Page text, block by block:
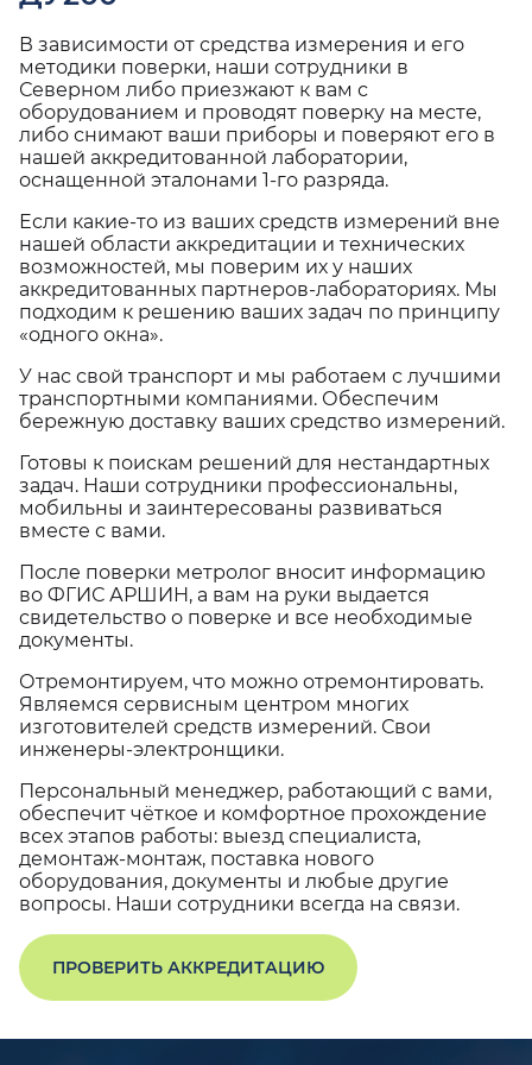
В зависимости от средства измерения и его
методики поверки, наши сотрудники в
Северном либо приезжают к вам с
оборудованием и проводят поверку на месте,
либо снимают ваши приборы и поверяют его в
нашей аккредитованной лаборатории,
оснащенной эталонами 1-го разряда.
Если какие-то из ваших средств измерений вне
нашей области аккредитации и технических
возможностей, мы поверим их у наших
аккредитованных партнеров-лабораториях. Мы
подходим к решению ваших задач по принципу
«одного окна».
У нас свой транспорт и мы работаем с лучшими
транспортными компаниями. Обеспечим
бережную доставку ваших средство измерений.
Готовы к поискам решений для нестандартных
задач. Наши сотрудники профессиональны,
мобильны и заинтересованы развиваться
вместе с вами.
После поверки метролог вносит информацию
во ФГИС АРШИН, а вам на руки выдается
свидетельство о поверке и все необходимые
документы.
Отремонтируем, что можно отремонтировать.
Являемся сервисным центром многих
изготовителей средств измерений. Свои
инженеры-электронщики.
Персональный менеджер, работающий с вами,
обеспечит чёткое и комфортное прохождение
всех этапов работы: выезд специалиста,
демонтаж-монтаж, поставка нового
оборудования, документы и любые другие
вопросы. Наши сотрудники всегда на связи.
ПРОВЕРИТЬ АККРЕДИТАЦИЮ